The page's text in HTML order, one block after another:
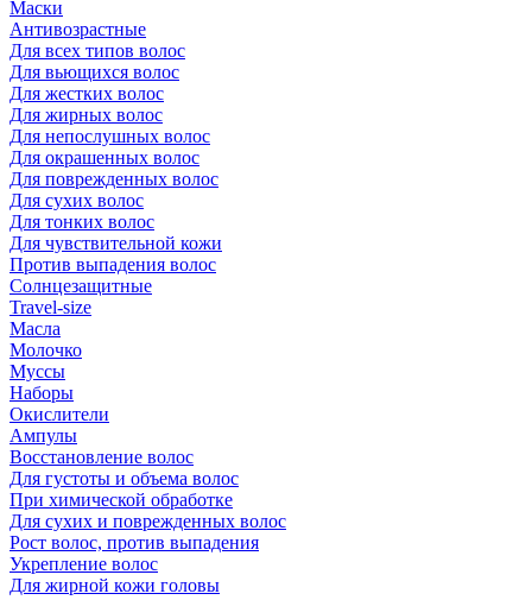
Маски
Антивозрастные
Для всех типов волос
Для вьющихся волос
Для жестких волос
Для жирных волос
Для непослушных волос
Для окрашенных волос
Для поврежденных волос
Для сухих волос
Для тонких волос
Для чувствительной кожи
Против выпадения волос
Солнцезащитные
Travel-size
Масла
Молочко
Муссы
Наборы
Окислители
Ампулы
Восстановление волос
Для густоты и объема волос
При химической обработке
Для сухих и поврежденных волос
Рост волос, против выпадения
Укрепление волос
Для жирной кожи головы